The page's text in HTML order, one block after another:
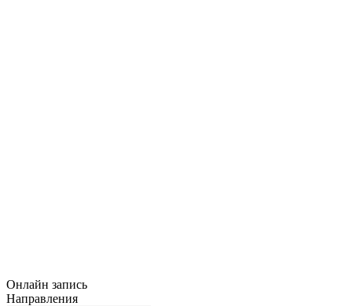
Онлайн запись
Направления